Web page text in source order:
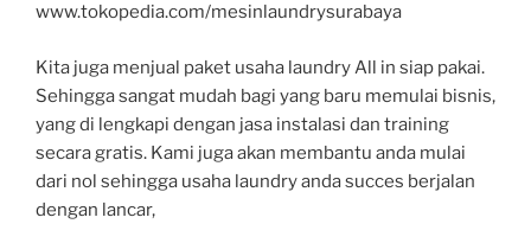
www.tokopedia.com/mesinlaundrysurabaya
Kita juga menjual paket usaha laundry All in siap pakai.
Sehingga sangat mudah bagi yang baru memulai bisnis,
yang di lengkapi dengan jasa instalasi dan training
secara gratis. Kami juga akan membantu anda mulai
dari nol sehingga usaha laundry anda succes berjalan
dengan lancar,